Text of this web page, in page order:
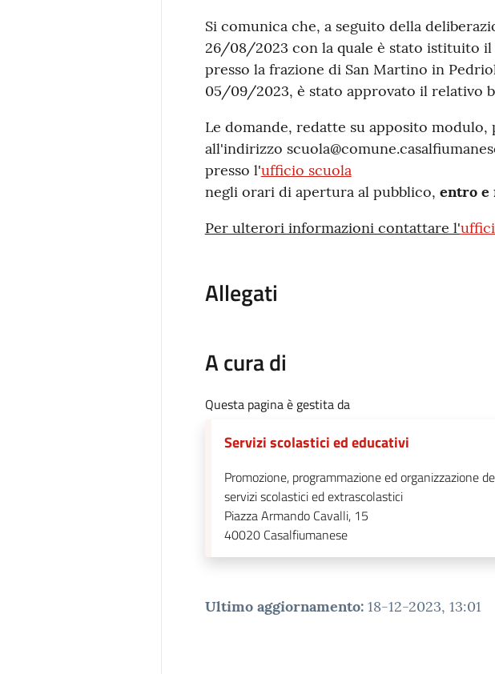
Contenuto
Si comunica che, a seguito della
26/08/2023 con la quale è stato istituito il
presso la frazione di San Martino in
05/09/2023, è stato approvato il relativo
Le domande, redatte su apposito
all'indirizzo
presso l'ufficio scuola
negli orari di apertura al pubblico, entro e
Per ulterori informazioni contattare l'
Allegati
A cura di
Questa pagina è gestita da
Servizi scolastici ed educativi
Promozione, programmazione ed organizzazione
servizi scolastici ed extrascolastici
Piazza Armando Cavalli, 15
40020 Casalfiumanese
Ultimo aggiornamento: 18-12-2023, 13:01